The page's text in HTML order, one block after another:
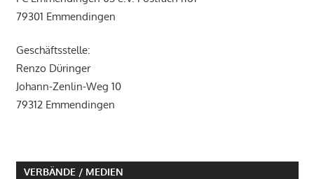
79301 Emmendingen
Geschäftsstelle:
Renzo Düringer
Johann-Zenlin-Weg 10
79312 Emmendingen
VERBÄNDE / MEDIEN